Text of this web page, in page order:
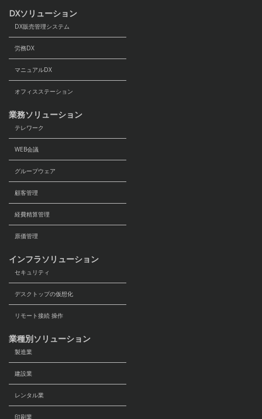
DXソリューション
DX販売管理システム
労務DX
マニュアルDX
オフィスステーション
業務ソリューション
テレワーク
WEB会議
グループウェア
顧客管理
経費精算管理
原価管理
インフラソリューション
セキュリティ
デスクトップの仮想化
リモート接続 操作
業種別ソリューション
製造業
建設業
レンタル業
印刷業